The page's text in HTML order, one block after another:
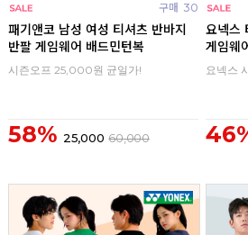
구매 30
패기앤코 남성 여성 티셔츠 반바지
반팔 게임웨어 배드민턴복
시즌오프 25,000원 균일가!
58% 25,000 60,000
요넥스
게임웨
요넥스